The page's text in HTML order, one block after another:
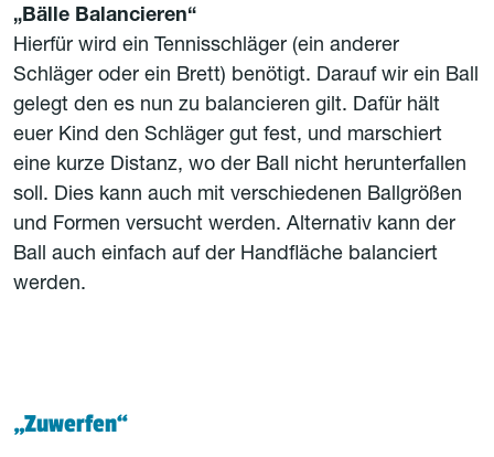
„Bälle Balancieren“
Hierfür wird ein Tennisschläger (ein anderer
Schläger oder ein Brett) benötigt. Darauf wir ein Ball
gelegt den es nun zu balancieren gilt. Dafür hält
euer Kind den Schläger gut fest, und marschiert
eine kurze Distanz, wo der Ball nicht herunterfallen
soll. Dies kann auch mit verschiedenen Ballgrößen
und Formen versucht werden. Alternativ kann der
Ball auch einfach auf der Handfläche balanciert
werden.
„Zuwerfen“